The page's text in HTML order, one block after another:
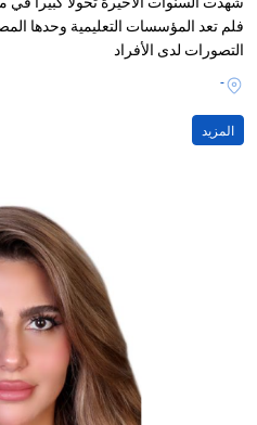
فلم تعد المؤسسات التعليمية وحدها
التصورات لدى الأفراد
-
المزيد